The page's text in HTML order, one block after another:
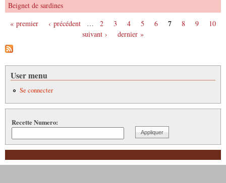
Beignet de sardines
Pages
« premier ‹ précédent … 2 3 4 5 6 7 8 9
10
suivant ›
dernier »
User menu
Se connecter
Recette Numero: